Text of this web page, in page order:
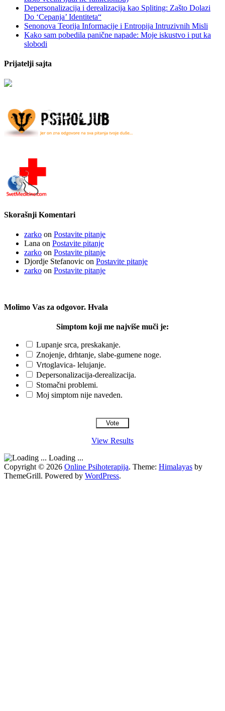
Depersonalizacija i derealizacija kao Spliting: Zašto Dolazi
Do ‘Cepanja’ Identiteta“
Senonova Teorija Informacije i Entropija Intruzivnih Misli
Kako sam pobedila panične napade: Moje iskustvo i put ka
slobodi
Prijatelji sajta
Skorašnji Komentari
zarko on Postavite pitanje
Lana on Postavite pitanje
zarko on Postavite pitanje
Djordje Stefanovic on Postavite pitanje
zarko on Postavite pitanje
Molimo Vas za odgovor. Hvala
Simptom koji me najviše muči je:
Lupanje srca, preskakanje.
Znojenje, drhtanje, slabe-gumene noge.
Vrtoglavica- lelujanje.
Depersonalizacija-derealizacija.
Stomačni problemi.
Moj simptom nije naveden.
View Results
Loading ...
Copyright © 2026 Online Psihoterapija. Theme: Himalayas by
ThemeGrill. Powered by WordPress.